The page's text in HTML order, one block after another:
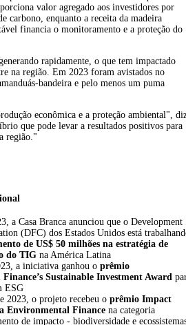
valor agregado aos investidores por
carbono, enquanto a receita da madeira
financia o monitoramento e a proteção do
rapidamente, o que tem impactado
na região. Em 2023 foram avistados no
bandeira e pelo menos um puma
econômica e a proteção ambiental",
que pode levar a resultados positivos para
região."
a Casa Branca anunciou que o Development
(DFC) dos Estados Unidos está
de US$ 50 milhões na estratégia de
do TIG na América Latina
a iniciativa ganhou o prêmio
Sustainable Investment Award
ESG
2023, o projeto recebeu o prêmio Impact
Environmental Finance na categoria
de impacto - biodiversidade e